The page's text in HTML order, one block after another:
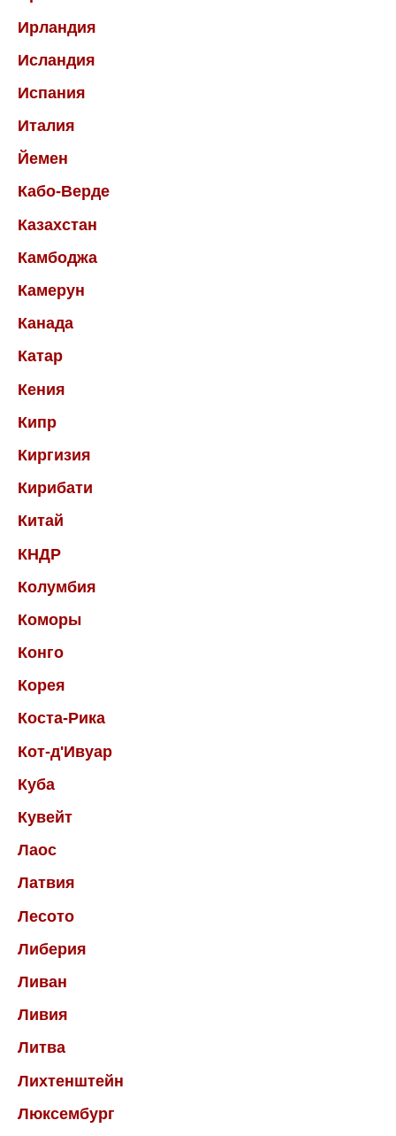
Ирландия
Исландия
Испания
Италия
Йемен
Кабо-Верде
Казахстан
Камбоджа
Камерун
Канада
Катар
Кения
Кипр
Киргизия
Кирибати
Китай
КНДР
Колумбия
Коморы
Конго
Корея
Коста-Рика
Кот-д'Ивуар
Куба
Кувейт
Лаос
Латвия
Лесото
Либерия
Ливан
Ливия
Литва
Лихтенштейн
Люксембург